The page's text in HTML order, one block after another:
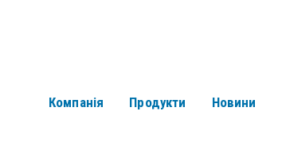
Компанія Продукти Новини